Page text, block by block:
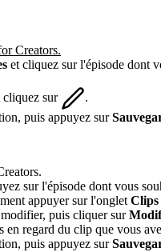
Creators.
et cliquez sur l'épisode dont
cliquez sur
puis appuyez sur
sur l'épisode dont vous
appuyer sur l'onglet Clips
puis cliquer sur
en regard du clip que vous
puis appuyez sur